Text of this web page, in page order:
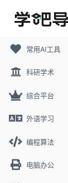
常用AI工具
科研学术
综合平台
外语学习
编程算法
电脑办公